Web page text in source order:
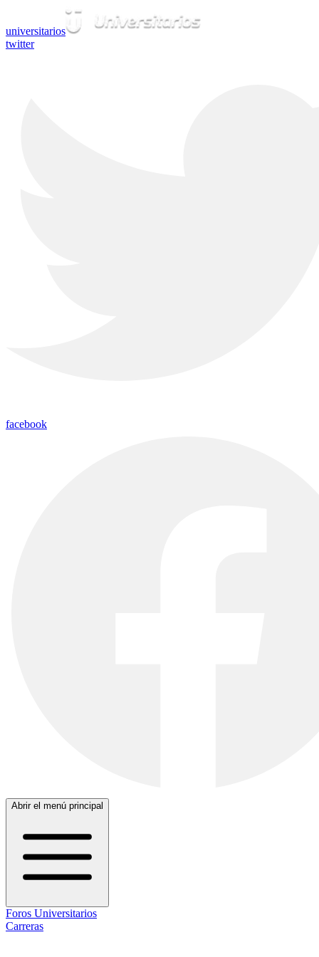
universitarios
twitter
facebook
Abrir el menú principal
Foros Universitarios
Carreras